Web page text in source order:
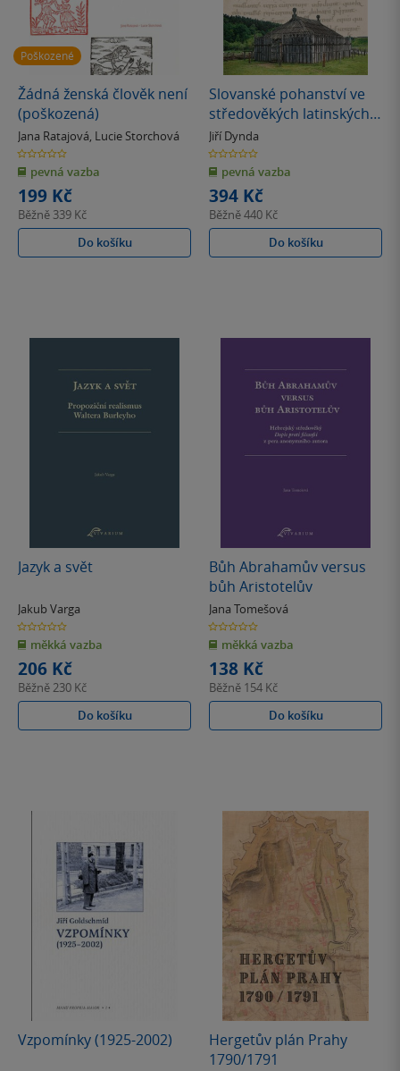
Poškozené
Žádná ženská člověk není
(poškozená)
Jana Ratajová, Lucie Storchová
0.0
z
5
hvězdiček
pevná vazba
199 Kč
Běžně 339 Kč
Do košíku
Slovanské pohanství ve
středověkých latinských
pramenech
Jiří Dynda
0.0
z
5
hvězdiček
pevná vazba
394 Kč
Běžně440 Kč
Do košíku
Jazyk a svět
Jakub Varga
0.0
z
5
hvězdiček
měkká vazba
206 Kč
Běžně230 Kč
Do košíku
Bůh Abrahamův versus
bůh Aristotelův
Jana Tomešová
0.0
z
5
hvězdiček
měkká vazba
138 Kč
Běžně 154 Kč
Do košíku
Vzpomínky (1925-2002)
Hergetův plán Prahy
1790/1791